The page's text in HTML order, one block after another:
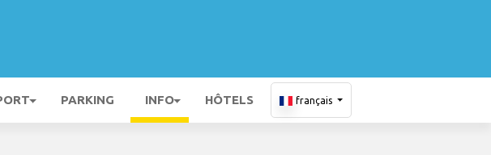
PARKING INFO HÔTELS français